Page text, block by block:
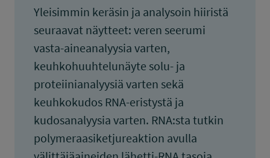
Yleisimmin keräsin ja analysoin hiiristä
seuraavat näytteet: veren seerumi
vasta-aineanalyysia varten,
keuhkohuuhtelunäyte solu- ja
proteiinianalyysiä varten sekä
keuhkokudos RNA-eristystä ja
kudosanalyysia varten. RNA:sta tutkin
polymeraasiketjureaktion avulla